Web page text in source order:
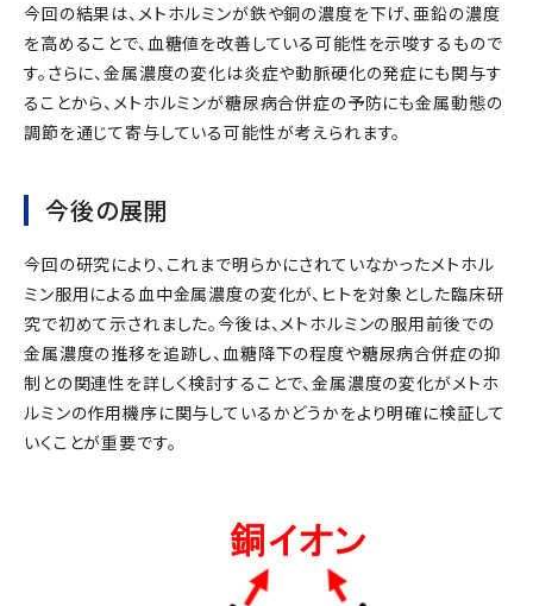
今回の結果は、メトホルミンが鉄や銅の濃度を下げ、亜鉛の濃度
を高めることで、血糖値を改善している可能性を示唆するもので
す。さらに、金属濃度の変化は炎症や動脈硬化の発症にも関与す
ることから、メトホルミンが糖尿病合併症の予防にも金属動態の
調節を通じて寄与している可能性が考えられます。
今後の展開
今回の研究により、これまで明らかにされていなかったメトホル
ミン服用による血中金属濃度の変化が、ヒトを対象とした臨床研
究で初めて示されました。今後は、メトホルミンの服用前後での
金属濃度の推移を追跡し、血糖降下の程度や糖尿病合併症の抑
制との関連性を詳しく検討することで、金属濃度の変化がメトホ
ルミンの作用機序に関与しているかどうかをより明確に検証して
いくことが重要です。